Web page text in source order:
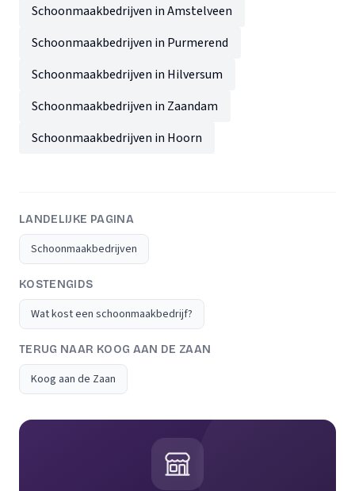
Schoonmaakbedrijven in Amstelveen
Schoonmaakbedrijven in Purmerend
Schoonmaakbedrijven in Hilversum
Schoonmaakbedrijven in Zaandam
Schoonmaakbedrijven in Hoorn
LANDELIJKE PAGINA
Schoonmaakbedrijven
KOSTENGIDS
Wat kost een schoonmaakbedrijf?
TERUG NAAR KOOG AAN DE ZAAN
Koog aan de Zaan